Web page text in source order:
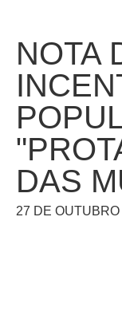
NOTA
DAS
27 DE